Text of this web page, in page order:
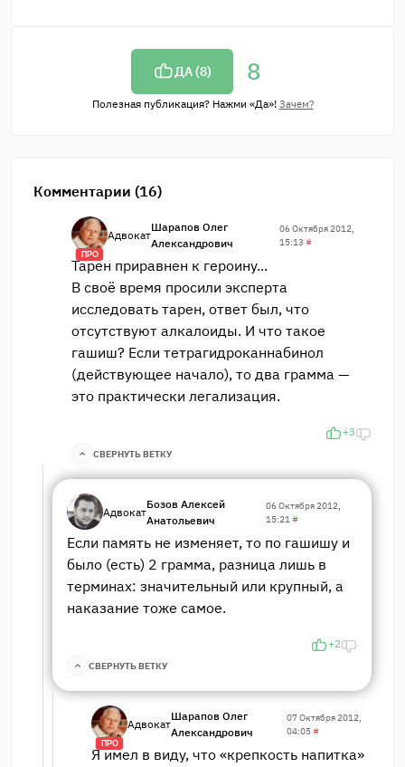
ДА (8) 8
Полезная публикация? Нажми «Да»! Зачем?
Комментарии (16)
ПРО
Адвокат
Шарапов Олег
Александрович
06 Октября 2012,
15:13#
Тарен приравнен к героину...
В своё время просили эксперта
исследовать тарен, ответ был, что
отсутствуют алкалоиды. И что такое
гашиш? Если тетрагидроканнабинол
(действующее начало), то два грамма —
это практически легализация.
+3
СВЕРНУТЬ ВЕТКУ
Адвокат
Бозов Алексей
Анатольевич
06 Октября 2012,
15:21#
Если память не изменяет, то по гашишу и
было (есть) 2 грамма, разница лишь в
терминах: значительный или крупный, а
наказание тоже самое.
+2
СВЕРНУТЬ ВЕТКУ
ПРО
Адвокат
Шарапов Олег
Александрович
07 Октября 2012,
04:05#
Я имел в виду, что «крепкость напитка»